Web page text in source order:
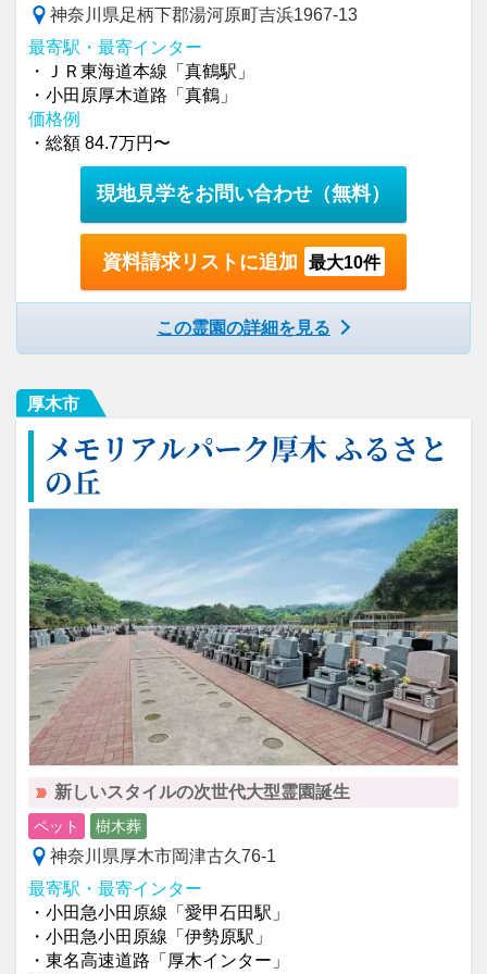
神奈川県足柄下郡湯河原町吉浜1967-13
最寄駅・最寄インター
・ＪＲ東海道本線「真鶴駅」
・小田原厚木道路「真鶴」
価格例
・総額 84.7万円〜
現地見学をお問い合わせ （無料）
資料請求リストに追加 最大10件
この霊園の詳細を見る
厚木市
メモリアルパーク厚木 ふるさと
の丘
新しいスタイルの次世代大型霊園誕生
ペット 樹木葬
神奈川県厚木市岡津古久76-1
最寄駅・最寄インター
・小田急小田原線「愛甲石田駅」
・小田急小田原線「伊勢原駅」
・東名高速道路「厚木インター」